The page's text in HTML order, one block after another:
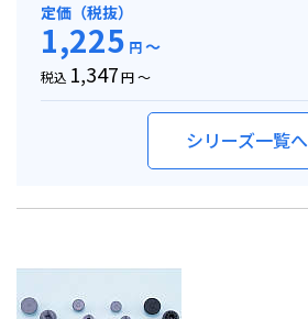
定価（税抜）
1,225 円～
税込 1,347円 ～
シリーズ一覧へ